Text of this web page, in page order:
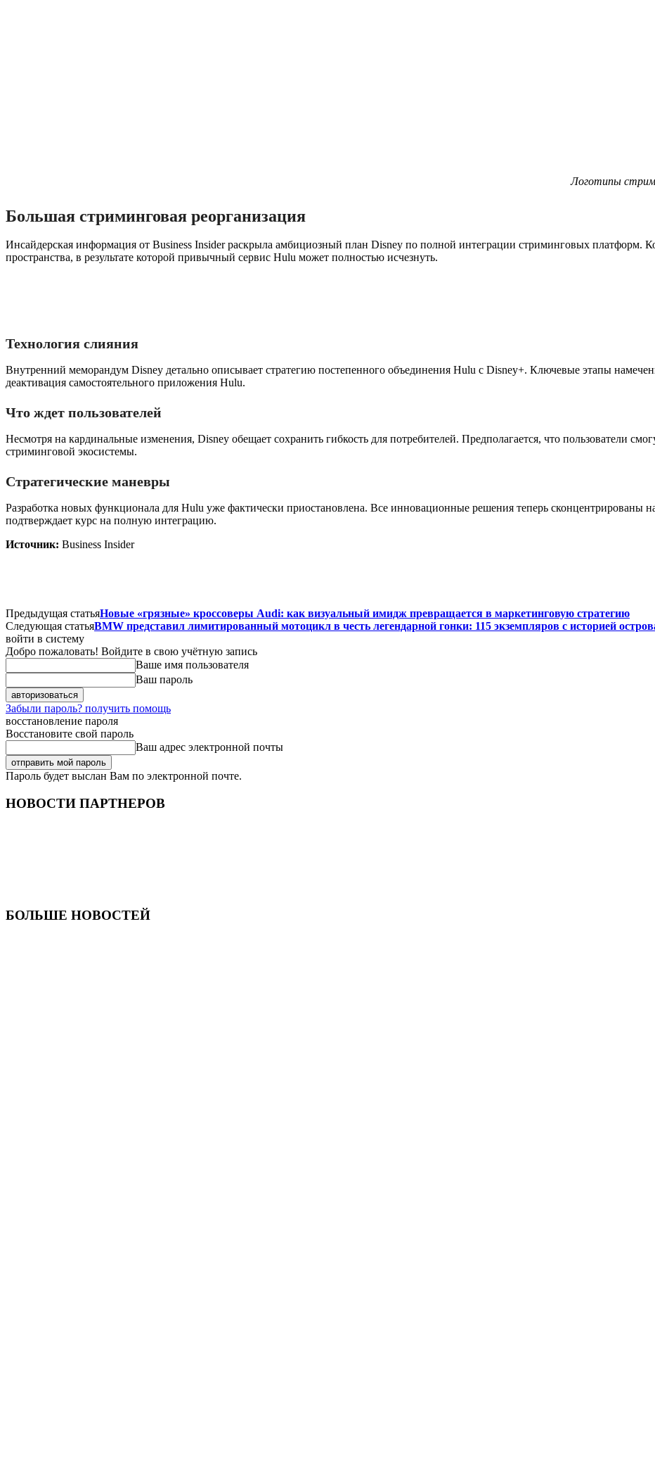
Логотипы
Большая стриминговая реорганизация
Инсайдерская информация от Business Insider раскрыла амбициозный план Disney по полной интеграции стриминговых
пространства, в результате которой привычный сервис Hulu может полностью исчезнуть.
Технология слияния
Внутренний меморандум Disney детально описывает стратегию постепенного объединения Hulu с Disney+. Ключевые этапы
деактивация самостоятельного приложения Hulu.
Что ждет пользователей
Несмотря на кардинальные изменения, Disney обещает сохранить гибкость для потребителей. Предполагается, что пользователи
стриминговой экосистемы.
Стратегические маневры
Разработка новых функционала для Hulu уже фактически приостановлена. Все инновационные решения теперь сконцентрированы
подтверждает курс на полную интеграцию.
Источник: Business Insider
Предыдущая статьяНовые «грязные» кроссоверы Audi: как визуальный имидж превращается в маркетинговую стратегию
Следующая статьяBMW представил лимитированный мотоцикл в честь легендарной гонки: 115 экземпляров с историей
войти в систему
Добро пожаловать! Войдите в свою учётную запись
Ваше имя пользователя
Ваш пароль
Забыли пароль? получить помощь
восстановление пароля
Восстановите свой пароль
Ваш адрес электронной почты
Пароль будет выслан Вам по электронной почте.
НОВОСТИ ПАРТНЕРОВ
БОЛЬШЕ НОВОСТЕЙ